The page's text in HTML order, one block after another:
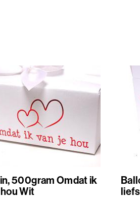
Omdat ik
van je hou Wit